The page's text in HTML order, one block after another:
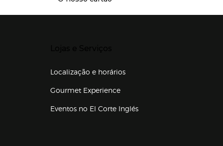
Localização e horários
Gourmet Experience
Eventos no El Corte Inglés